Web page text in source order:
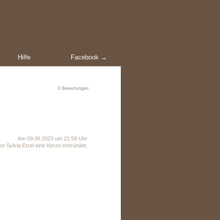
Hilfe Facebook →
0 Bewertungen
Am 09.06.2023 um 21:59 Uhr
Sylvia Etzel eine Kerze entzündet.